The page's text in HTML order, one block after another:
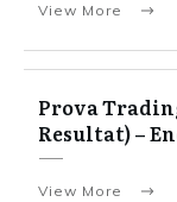
View More
Prova
Resultat) –
View More